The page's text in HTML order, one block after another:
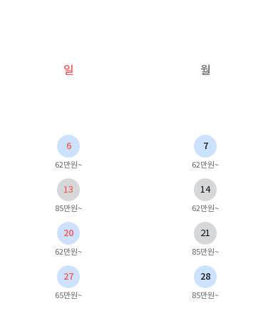
일 월
6
62만원~
7
62만원~
13
85만원~
14
62만원~
20
62만원~
21
85만원~
27
65만원~
28
85만원~